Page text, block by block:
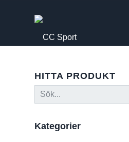
HITTA PRODUKT
Kategorier